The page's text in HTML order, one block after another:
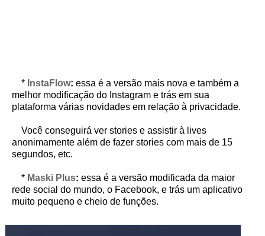
* InstaFlow: essa é a versão mais nova e também a
melhor modificação do Instagram e trás em sua
plataforma várias novidades em relação à privacidade.
Você conseguirá ver stories e assistir à lives
anonimamente além de fazer stories com mais de 15
segundos, etc.
* Maski Plus: essa é a versão modificada da maior
rede social do mundo, o Facebook, e trás um aplicativo
muito pequeno e cheio de funções.